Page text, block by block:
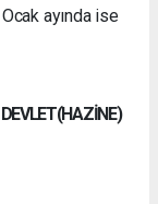
ayında ise